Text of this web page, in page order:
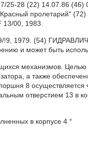
(22) 14.07.86 (46)
пролетарий"
00, 1983.
9/!9, 1979. (54)
и может быть
механизмов.
а также
8 осуществляется
отверстием 13 в
в корпусе 4 °